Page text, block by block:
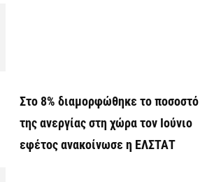
Στο 8% διαμορφώθηκε το ποσοστό
της ανεργίας στη χώρα τον Ιούνιο
εφέτος ανακοίνωσε η ΕΛΣΤΑΤ